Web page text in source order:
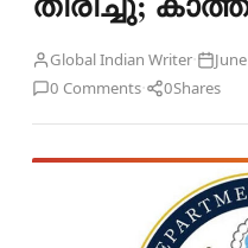
Global Indian Writer·
0 Comments· 0Shares